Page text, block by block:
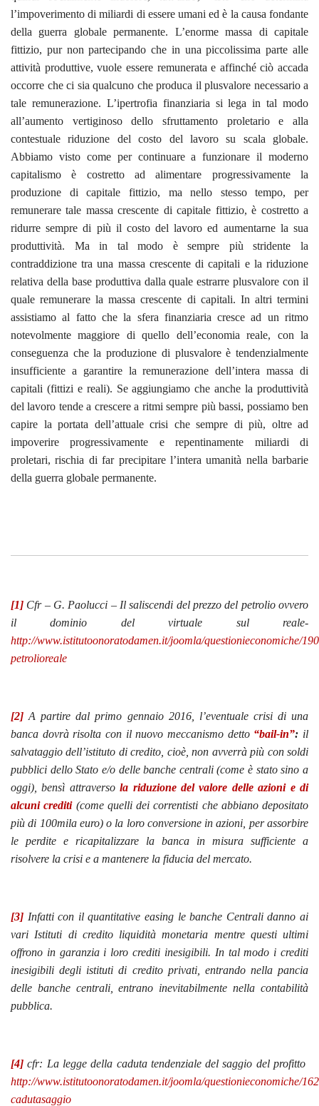
l’impoverimento di miliardi di essere umani ed è la causa fondante
della guerra globale permanente. L’enorme massa di capitale
fittizio, pur non partecipando che in una piccolissima parte alle
attività produttive, vuole essere remunerata e affinché ciò accada
occorre che ci sia qualcuno che produca il plusvalore necessario a
tale remunerazione. L’ipertrofia finanziaria si lega in tal modo
all’aumento vertiginoso dello sfruttamento proletario e alla
contestuale riduzione del costo del lavoro su scala globale.
Abbiamo visto come per continuare a funzionare il moderno
capitalismo è costretto ad alimentare progressivamente la
produzione di capitale fittizio, ma nello stesso tempo, per
remunerare tale massa crescente di capitale fittizio, è costretto a
ridurre sempre di più il costo del lavoro ed aumentarne la sua
produttività. Ma in tal modo è sempre più stridente la
contraddizione tra una massa crescente di capitali e la riduzione
relativa della base produttiva dalla quale estrarre plusvalore con il
quale remunerare la massa crescente di capitali. In altri termini
assistiamo al fatto che la sfera finanziaria cresce ad un ritmo
notevolmente maggiore di quello dell’economia reale, con la
conseguenza che la produzione di plusvalore è tendenzialmente
insufficiente a garantire la remunerazione dell’intera massa di
capitali (fittizi e reali). Se aggiungiamo che anche la produttività
del lavoro tende a crescere a ritmi sempre più bassi, possiamo ben
capire la portata dell’attuale crisi che sempre di più, oltre ad
impoverire progressivamente e repentinamente miliardi di
proletari, rischia di far precipitare l’intera umanità nella barbarie
della guerra globale permanente.
[1] Cfr – G. Paolucci – Il saliscendi del prezzo del petrolio ovvero
il dominio del virtuale sul reale-
http://www.istitutoonoratodamen.it/joomla/questionieconomiche/
petrolioreale
[2] A partire dal primo gennaio 2016, l’eventuale crisi di una
banca dovrà risolta con il nuovo meccanismo detto “bail-in”: il
salvataggio dell’istituto di credito, cioè, non avverrà più con soldi
pubblici dello Stato e/o delle banche centrali (come è stato sino a
oggi), bensì attraversola riduzione del valore delle azioni e di
alcuni crediti(come quelli dei correntisti che abbiano depositato
più di 100mila euro) o la loro conversione in azioni, per assorbire
le perdite e ricapitalizzare la banca in misura sufficiente a
risolvere la crisi e a mantenere la fiducia del mercato.
[3] Infatti con il quantitative easing le banche Centrali danno ai
vari Istituti di credito liquidità monetaria mentre questi ultimi
offrono in garanzia i loro crediti inesigibili. In tal modo i crediti
inesigibili degli istituti di credito privati, entrando nella pancia
delle banche centrali, entrano inevitabilmente nella contabilità
pubblica.
[4] cfr: La legge della caduta tendenziale del saggio del profitto
http://www.istitutoonoratodamen.it/joomla/questionieconomiche/
cadutasaggio